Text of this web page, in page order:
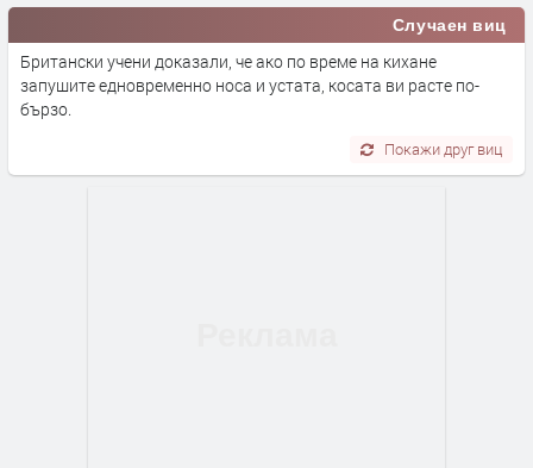
Случаен виц
Британски учени доказали, че ако по време на кихане
запушите едновременно носа и устата, косата ви расте по-
бързо.
Покажи друг виц